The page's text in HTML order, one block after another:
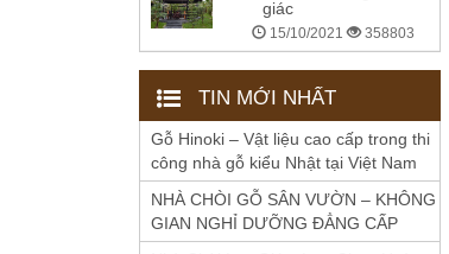
giác
15/10/2021 358803
TIN MỚI NHẤT
Gỗ Hinoki – Vật liệu cao cấp trong thi
công nhà gỗ kiểu Nhật tại Việt Nam
NHÀ CHÒI GỖ SÂN VƯỜN – KHÔNG
GIAN NGHỈ DƯỠNG ĐẲNG CẤP